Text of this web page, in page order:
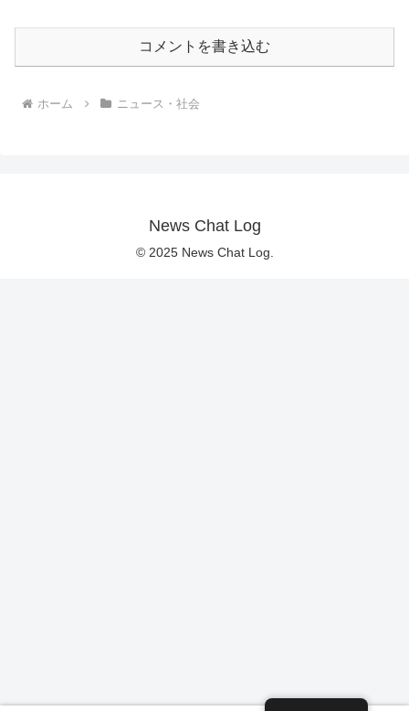
コメントを書き込む
ホーム ニュース・社会
News Chat Log
© 2025 News Chat Log.